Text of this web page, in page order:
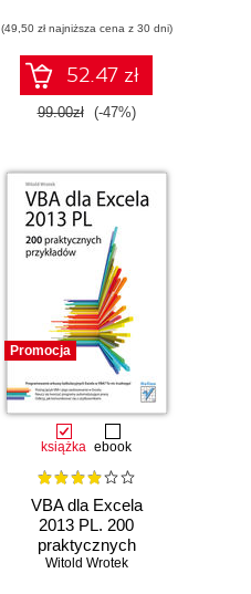
(49,50 zł najniższa cena z 30 dni)
52.47 zł
99.00zł (-47%)
Promocja
książka ebook
VBA dla Excela
2013 PL. 200
praktycznych
przykładów
Witold Wrotek